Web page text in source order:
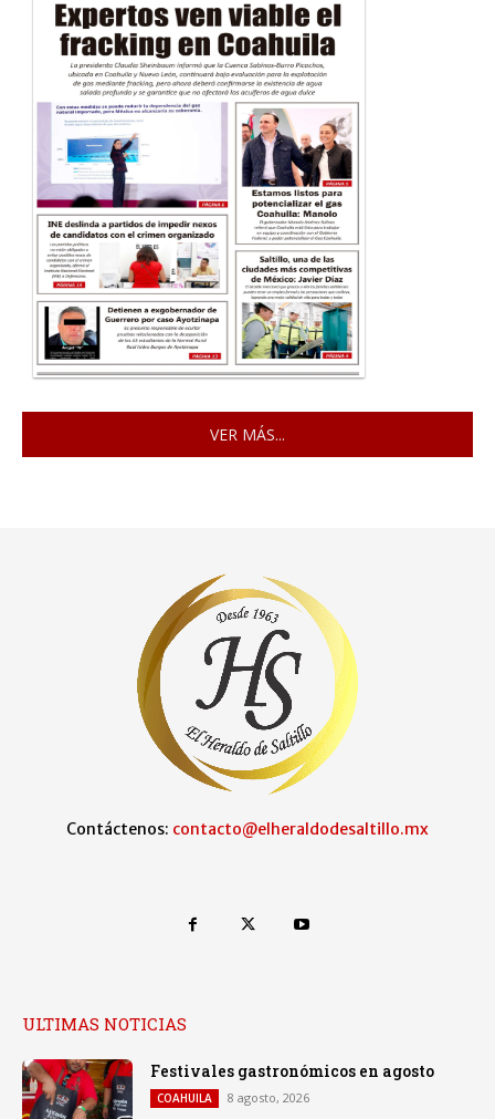
VER MÁS...
Contáctenos: contacto@elheraldodesaltillo.mx
ULTIMAS NOTICIAS
Festivales gastronómicos en agosto
COAHUILA 8 agosto, 2026